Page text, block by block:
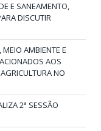
E SANEAMENTO,
DISCUTIR
AMBIENTE E
AOS
NO
2ª SESSÃO